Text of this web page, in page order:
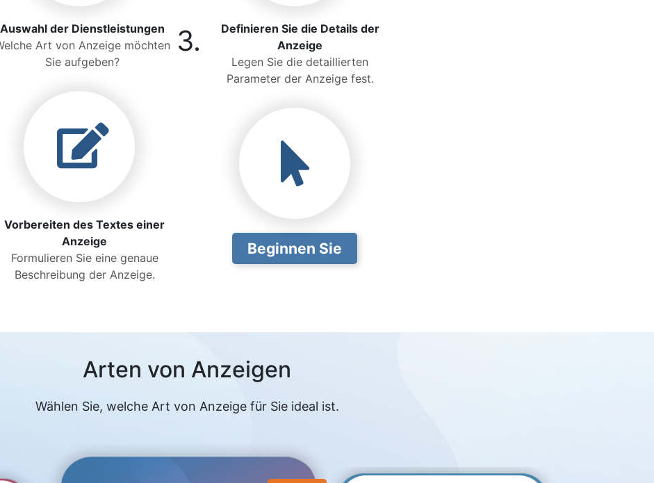
Auswahl der Dienstleistungen
Art von Anzeige möchten
Sie aufgeben?
Vorbereiten des Textes einer
Anzeige
Formulieren Sie eine genaue
Beschreibung der Anzeige.
3.
Definieren Sie die Details der
Anzeige
Legen Sie die detaillierten
Parameter der Anzeige fest.
Beginnen Sie
Arten von Anzeigen
Wählen Sie, welche Art von Anzeige für Sie ideal ist.